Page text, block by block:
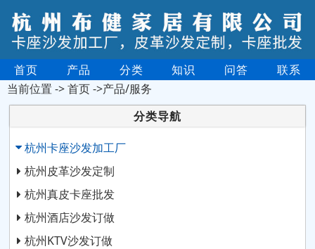
首页 产品 分类 知识 问答
联系
当前位置 ->首页->产品/服务
分类导航
杭州卡座沙发加工厂
杭州皮革沙发定制
杭州真皮卡座批发
杭州酒店沙发订做
杭州KTV沙发订做